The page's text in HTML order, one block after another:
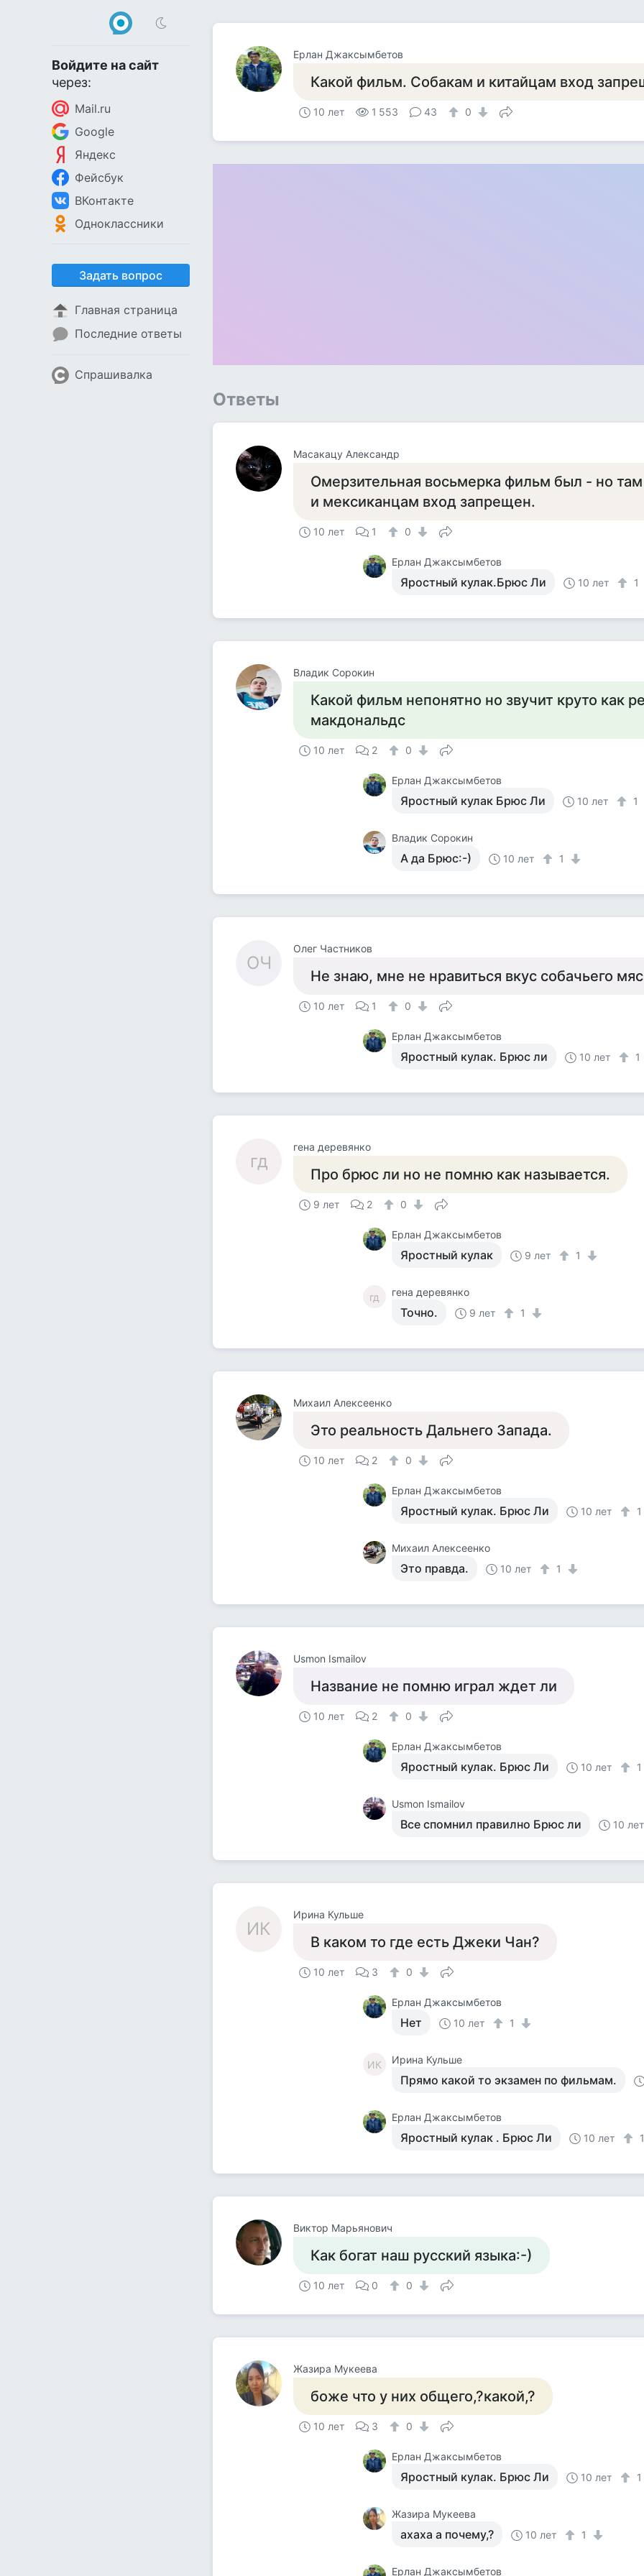
Войдите на сайт
через:
Mail.ru
Google
Яндекс
Фейсбук
ВКонтакте
Одноклассники
Задать вопрос
Главная страница
Последние ответы
Спрашивалка
Ерлан Джаксымбетов
Какой фильм. Собакам и китайцам вход
10 лет 1 553 43 0
Ответы
Масакацу Александр
Омерзительная восьмерка фильм был - но
и мексиканцам вход запрещен.
10 лет 1 0
Ерлан Джаксымбетов
Яростный кулак.Брюс Ли 10 лет 1
Владик Сорокин
Какой фильм непонятно но звучит круто как
макдональдс
10 лет 2 0
Ерлан Джаксымбетов
Яростный кулак Брюс Ли 10 лет 1
Владик Сорокин
А да Брюс:-) 10 лет 1
ОЧ
Олег Частников
Не знаю, мне не нравиться вкус собачьего
10 лет 1 0
Ерлан Джаксымбетов
Яростный кулак. Брюс ли 10 лет 1
гд
гена деревянко
Про брюс ли но не помню как называется.
9 лет 2 0
Ерлан Джаксымбетов
Яростный кулак 9 лет 1
гд гена деревянко
Точно. 9 лет 1
Михаил Алексеенко
Это реальность Дальнего Запада.
10 лет 2 0
Ерлан Джаксымбетов
Яростный кулак. Брюс Ли 10 лет
Михаил Алексеенко
Это правда. 10 лет 1
Usmon Ismailov
Название не помню играл ждет ли
10 лет 2 0
Ерлан Джаксымбетов
Яростный кулак. Брюс Ли 10 лет
Usmon Ismailov
Все спомнил правилно Брюс ли 10 лет
ИК
Ирина Кульше
В каком то где есть Джеки Чан?
10 лет 3 0
Ерлан Джаксымбетов
Нет 10 лет 1
ИК Ирина Кульше
Прямо какой то экзамен по фильмам.
Ерлан Джаксымбетов
Яростный кулак . Брюс Ли 10 лет
Виктор Марьянович
Как богат наш русский языка:-)
10 лет 0 0
Жазира Мукеева
боже что у них общего,?какой,?
10 лет 3 0
Ерлан Джаксымбетов
Яростный кулак. Брюс Ли 10 лет
Жазира Мукеева
ахаха а почему,? 10 лет 1
Ерлан Джаксымбетов